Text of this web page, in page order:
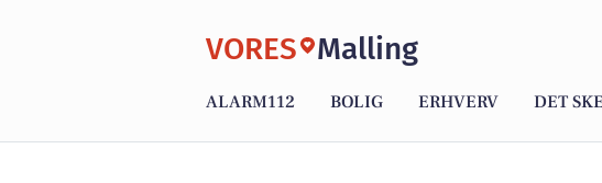
VORES Malling
ALARM112 BOLIG ERHVERV DET